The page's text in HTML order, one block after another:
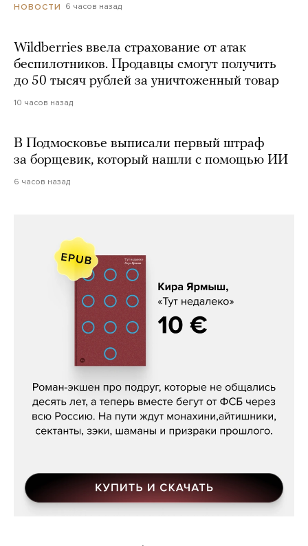
НОВОСТИ 6 часов назад
Wildberries ввела страхование от атак
беспилотников. Продавцы смогут получить
до 50 тысяч рублей за уничтоженный товар
10 часов назад
В Подмосковье выписали первый штраф
за борщевик, который нашли с помощью ИИ
6 часов назад
Кира Ярмыш, «Тут недалеко»